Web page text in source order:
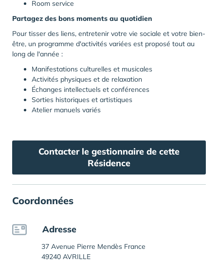
Room service
Partagez des bons moments au quotidien
Pour tisser des liens, entretenir votre vie sociale et votre bien-
être, un programme d'activités variées est proposé tout au
long de l'année :
Manifestations culturelles et musicales
Activités physiques et de relaxation
Échanges intellectuels et conférences
Sorties historiques et artistiques
Atelier manuels variés
Contacter le gestionnaire de cette
Résidence
Coordonnées
Adresse
37 Avenue Pierre Mendès France
49240 AVRILLE